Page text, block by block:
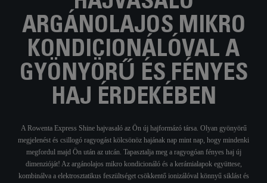
ARGÁNOLAJOS MIKRO
KONDICIONÁLÓVAL A
GYÖNYÖRŰ ÉS FÉNYES
HAJ ÉRDEKÉBEN
A Rowenta Express Shine hajvasaló az Ön új hajformázó társa. Olyan gyönyörű
megjelenést és csillogó ragyogást kölcsönöz hajának nap mint nap, hogy mindenki
megfordul majd Ön után az utcán. Tapasztalja meg a ragyogóan fényes haj új
dimenzióját! Az argánolajos mikro kondicionáló és a kerámialapok együttese,
kombinálva a elektrosztatikus feszültséget csökkentő ionizálóval könnyű siklást és